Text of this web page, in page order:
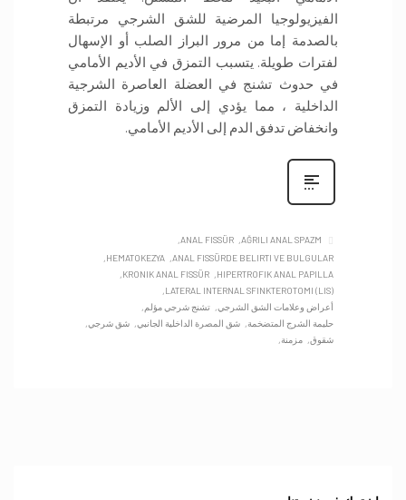
الفيزيولوجيا المرضية للشق الشرجي مرتبطة
بالصدمة إما من مرور البراز الصلب أو الإسهال
لفترات طويلة. يتسبب التمزق في الأديم الأمامي
في حدوث تشنج في العضلة العاصرة الشرجية
الداخلية ، مما يؤدي إلى الألم وزيادة التمزق
وانخفاض تدفق الدم إلى الأديم الأمامي.
AĞRILI ANAL SPAZM
ANAL FISSÜR
ANAL FISSÜRDE BELIRTI VE BULGULAR
HEMATOKEZYA
HIPERTROFIK ANAL PAPILLA
KRONIK ANAL FISSÜR
LATERAL INTERNAL SFINKTEROTOMI (LIS)
أعراض وعلامات الشق الشرجي
تشنج شرجي مؤلم
حليمة الشرج المتضخمة
شق المصرة الداخلية الجانبي
شق شرجي
شقوق
مزمنة